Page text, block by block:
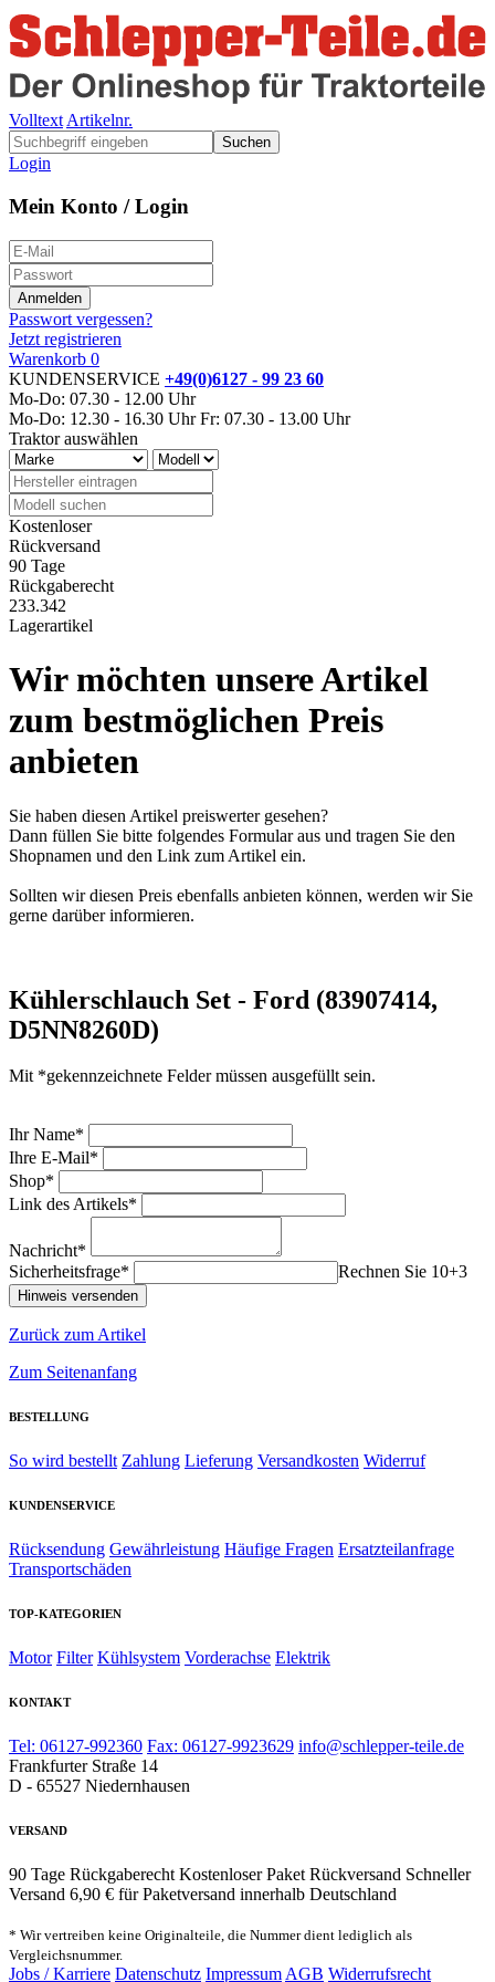
Volltext Artikelnr.
Suchen
Login
Mein Konto / Login
Passwort vergessen?
Jetzt registrieren
Warenkorb 0
KUNDENSERVICE +49(0)6127 - 99 23 60
Mo-Do: 07.30 - 12.00 Uhr
Mo-Do: 12.30 - 16.30 Uhr Fr: 07.30 - 13.00 Uhr
Traktor auswählen
Kostenloser
Rückversand
90 Tage
Rückgaberecht
233.342
Lagerartikel
Wir möchten unsere Artikel
zum bestmöglichen Preis
anbieten
Sie haben diesen Artikel preiswerter gesehen?
Dann füllen Sie bitte folgendes Formular aus und tragen Sie den
Shopnamen und den Link zum Artikel ein.
Sollten wir diesen Preis ebenfalls anbieten können, werden wir Sie
gerne darüber informieren.
Kühlerschlauch Set - Ford (83907414,
D5NN8260D)
Mit *gekennzeichnete Felder müssen ausgefüllt sein.
Ihr Name*
Ihre E-Mail*
Shop*
Link des Artikels*
Nachricht*
Sicherheitsfrage*
Rechnen Sie 10+3
Zurück zum Artikel
Zum Seitenanfang
BESTELLUNG
So wird bestellt Zahlung Lieferung Versandkosten Widerruf
KUNDENSERVICE
Rücksendung Gewährleistung Häufige Fragen Ersatzteilanfrage
Transportschäden
TOP-KATEGORIEN
Motor Filter Kühlsystem Vorderachse Elektrik
KONTAKT
Tel: 06127-992360 Fax: 06127-9923629 info@schlepper-teile.de
Frankfurter Straße 14
D - 65527 Niedernhausen
VERSAND
90 Tage Rückgaberecht Kostenloser Paket Rückversand Schneller
Versand 6,90 € für Paketversand innerhalb Deutschland
* Wir vertreiben keine Originalteile, die Nummer dient lediglich als
Vergleichsnummer.
Jobs / Karriere Datenschutz Impressum AGB Widerrufsrecht